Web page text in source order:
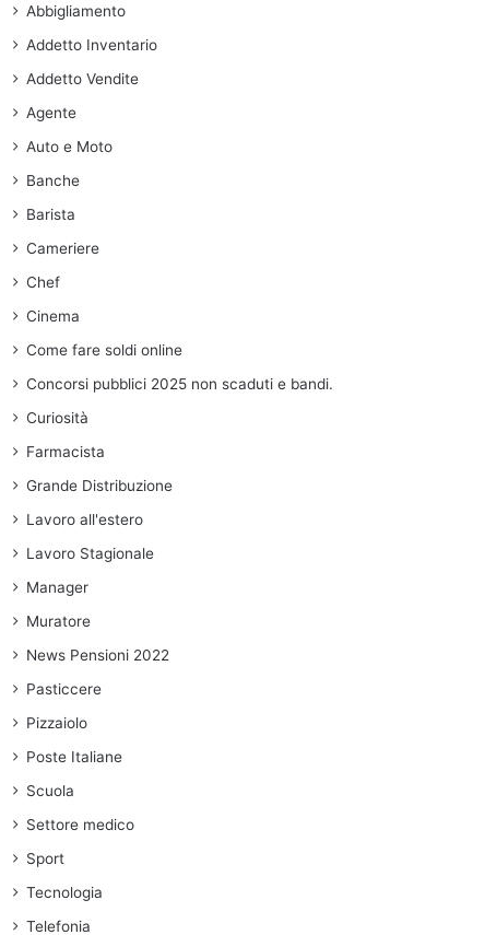
Abbigliamento
Addetto Inventario
Addetto Vendite
Agente
Auto e Moto
Banche
Barista
Cameriere
Chef
Cinema
Come fare soldi online
Concorsi pubblici 2025 non scaduti e bandi.
Curiosità
Farmacista
Grande Distribuzione
Lavoro all'estero
Lavoro Stagionale
Manager
Muratore
News Pensioni 2022
Pasticcere
Pizzaiolo
Poste Italiane
Scuola
Settore medico
Sport
Tecnologia
Telefonia